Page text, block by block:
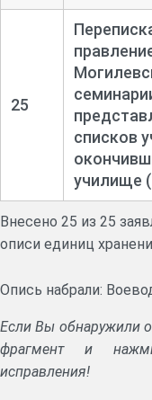
25
списков
училище
Внесено 25 из 25
описи единиц
Опись набрали:
Если Вы обнаружили
фрагмент и
исправления!